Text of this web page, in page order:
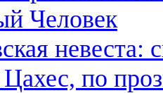
Человек
невеста:
по